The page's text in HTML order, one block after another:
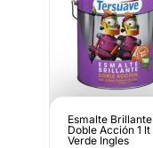
Esmalte Brillante
Doble Acción 1 lt
Verde Ingles